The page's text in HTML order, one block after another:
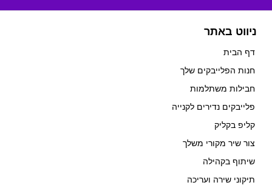
ניווט באתר
דף הבית
חנות הפלייבקים שלך
חבילות משתלמות
פלייבקים נדירים לקנייה
קליפ בקליק
צור שיר מקורי משלך
שיתוף בקהילה
תיקוני שירה ועריכה